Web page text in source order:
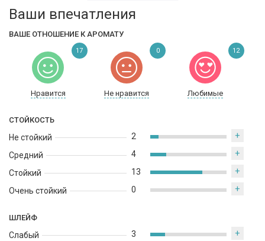
Грасса, чья нежность весьма обманчива. Итальянский
бергамот и листья пармской фиалки вроде бы заглушают ее
сладострастный дурман, однако розовый мадагаскарский
перец и сочная малина повышают градус эротичности. Мирра
из Сомали добавляет запаху таинственности.
Kisses don't Lie мягко обволакивает и затуманивает сознание.
кружевная маска.
Ваши впечатления
ВАШЕ ОТНОШЕНИЕ К АРОМАТУ
Нравится Не нравится Любимые
17 0 12
СТОЙКОСТЬ
Не стойкий
Средний
Стойкий
Очень стойкий
2 +
4 +
13 +
0 +
ШЛЕЙФ
Слабый
3 +